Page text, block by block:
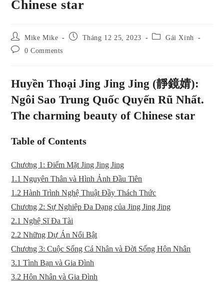
Chinese star
Post
author:
Mike Mike
Post
Tháng 12 25, 2023
Post Gái Xinh
Post 0 Comments
Huyền Thoại Jing Jing Jing (靜鏡婧):
Ngôi Sao Trung Quốc Quyến Rũ Nhất.
The charming beauty of Chinese star
Table of Contents
Chương 1: Điểm Mặt Jing Jing Jing
1.1 Nguyên Thân và Hình Ảnh Đầu Tiên
1.2 Hành Trình Nghệ Thuật Đầy Thách Thức
Chương 2: Sự Nghiệp Đa Dạng của Jing Jing Jing
2.1 Nghệ Sĩ Đa Tài
2.2 Những Dự Án Nổi Bật
Chương 3: Cuộc Sống Cá Nhân và Đời Sống Hôn Nhân
3.1 Tình Bạn và Gia Đình
3.2 Hôn Nhân và Gia Đình